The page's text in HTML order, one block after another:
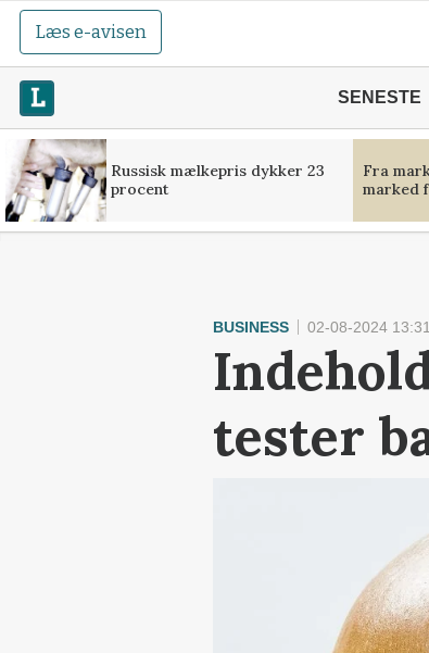
Læs e-avisen
SENESTE
Russisk mælkepris dykker 23
procent
Fra
marked
BUSINESS 02-08-2024 13:31
tester